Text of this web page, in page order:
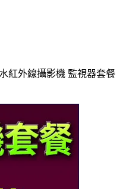
紅外線攝影機 監視器套餐